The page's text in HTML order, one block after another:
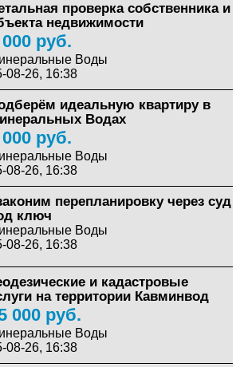
проверка собственника и
недвижимости
руб.
Воды
08-26, 16:38
идеальную квартиру в
Водах
руб.
Воды
08-26, 16:38
перепланировку через суд
ключ
Воды
08-26, 16:38
и кадастровые
на территории Кавминвод
000 руб.
Воды
08-26, 16:38